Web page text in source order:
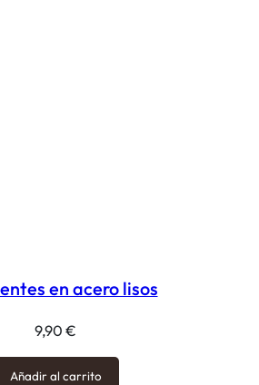
en acero lisos
9,90 €
Añadir al carrito